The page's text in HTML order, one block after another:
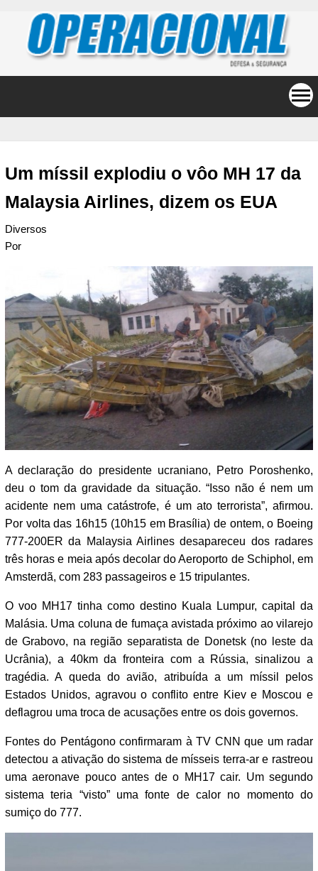
Um míssil explodiu o vôo MH 17 da
Malaysia Airlines, dizem os EUA
Diversos
Por
A declaração do presidente ucraniano, Petro Poroshenko,
deu o tom da gravidade da situação. “Isso não é nem um
acidente nem uma catástrofe, é um ato terrorista”, afirmou.
Por volta das 16h15 (10h15 em Brasília) de ontem, o Boeing
777-200ER da Malaysia Airlines desapareceu dos radares
três horas e meia após decolar do Aeroporto de Schiphol, em
Amsterdã, com 283 passageiros e 15 tripulantes.
O voo MH17 tinha como destino Kuala Lumpur, capital da
Malásia. Uma coluna de fumaça avistada próximo ao vilarejo
de Grabovo, na região separatista de Donetsk (no leste da
Ucrânia), a 40km da fronteira com a Rússia, sinalizou a
tragédia. A queda do avião, atribuída a um míssil pelos
Estados Unidos, agravou o conflito entre Kiev e Moscou e
deflagrou uma troca de acusações entre os dois governos.
Fontes do Pentágono confirmaram à TV CNN que um radar
detectou a ativação do sistema de mísseis terra-ar e rastreou
uma aeronave pouco antes de o MH17 cair. Um segundo
sistema teria “visto” uma fonte de calor no momento do
sumiço do 777.